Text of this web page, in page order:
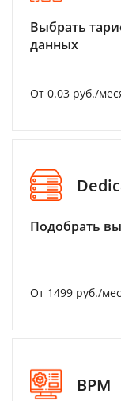
Выбрать
данных
От 0.03 руб./
Подобрать
От 1499 руб./
BPM